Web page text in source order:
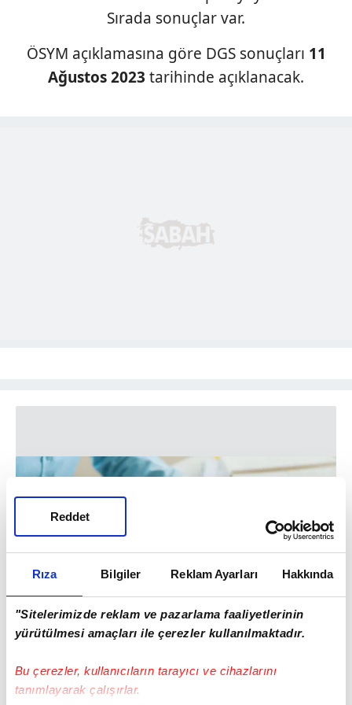
Rıza Bilgiler Reklam Ayarları Hakkında
"Sitelerimizde reklam ve pazarlama faaliyetlerinin
yürütülmesi amaçları ile çerezler kullanılmaktadır.
Bu çerezler, kullanıcıların tarayıcı ve cihazlarını
tanımlayarak çalışırlar.
Reddet
Sırada sonuçlar var.
ÖSYM açıklamasına göre DGS sonuçları 11
Ağustos 2023 tarihinde açıklanacak.